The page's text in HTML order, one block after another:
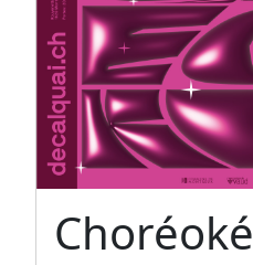
Choréoké